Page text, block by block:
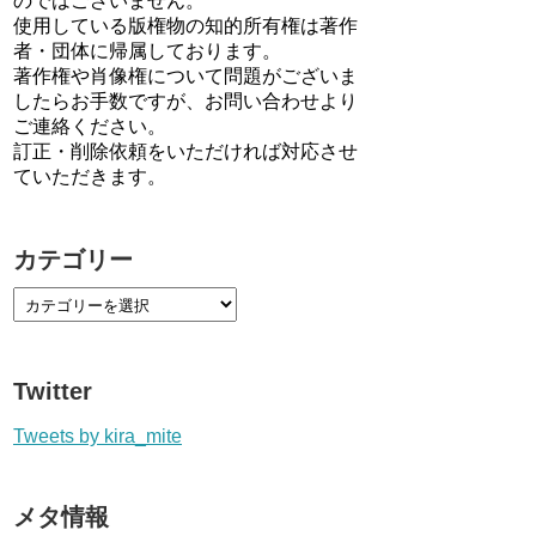
使用している版権物の知的所有権は著作
者・団体に帰属しております。
著作権や肖像権について問題がございま
したらお手数ですが、お問い合わせより
ご連絡ください。
訂正・削除依頼をいただければ対応させ
ていただきます。
カテゴリー
Twitter
Tweets by kira_mite
メタ情報